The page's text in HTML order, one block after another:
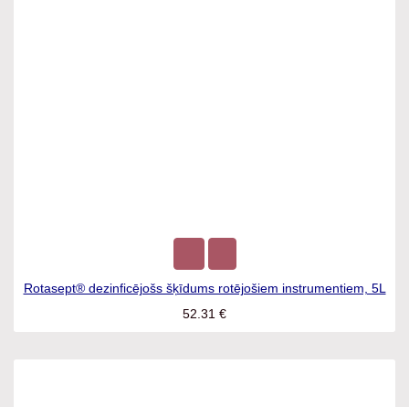
Rotasept® dezinficējošs šķīdums rotējošiem instrumentiem,
5L
52.31€